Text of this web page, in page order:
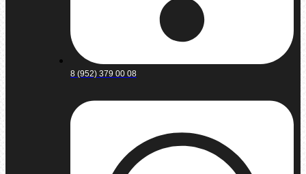
8 (952) 379 00 08